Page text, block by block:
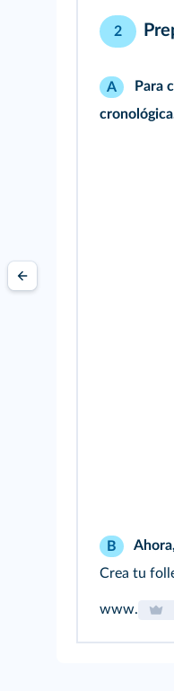
2
A
Para
B
Crea tu
www.